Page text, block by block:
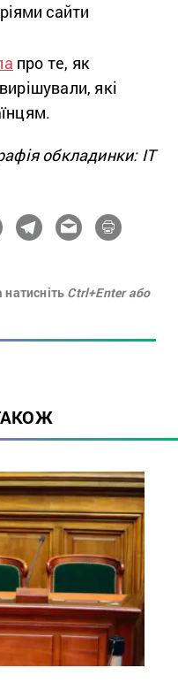
сайти
про те, як
які
обкладинки: IT
Ctrl+Enter або